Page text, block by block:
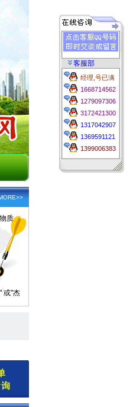
客服部
经理,号已满
1668714562
1279097306
3172421300
1317042907
1369591121
1399006383
质
或"杰